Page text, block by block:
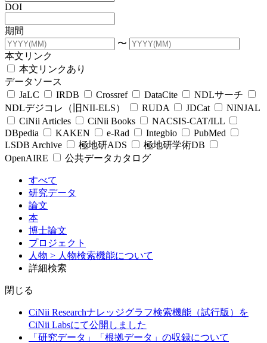
DOI
期間
〜
本文リンク
本文リンクあり
データソース
JaLC
IRDB Crossref DataCite
NDLサーチ
NDLデジコレ（旧NII-ELS）
RUDA JDCat
NINJAL
CiNii Articles
CiNii Books
NACSIS-CAT/ILL
DBpedia
KAKEN e-Rad Integbio
PubMed
LSDB Archive
極地研ADS
極地研学術DB
OpenAIRE
公共データカタログ
すべて
研究データ
論文
本
博士論文
プロジェクト
人物 > 人物検索機能について
詳細検索
閉じる
CiNii Researchナレッジグラフ検索機能（試行版）を
CiNii Labsにて公開しました
「研究データ」「根拠データ」の収録について